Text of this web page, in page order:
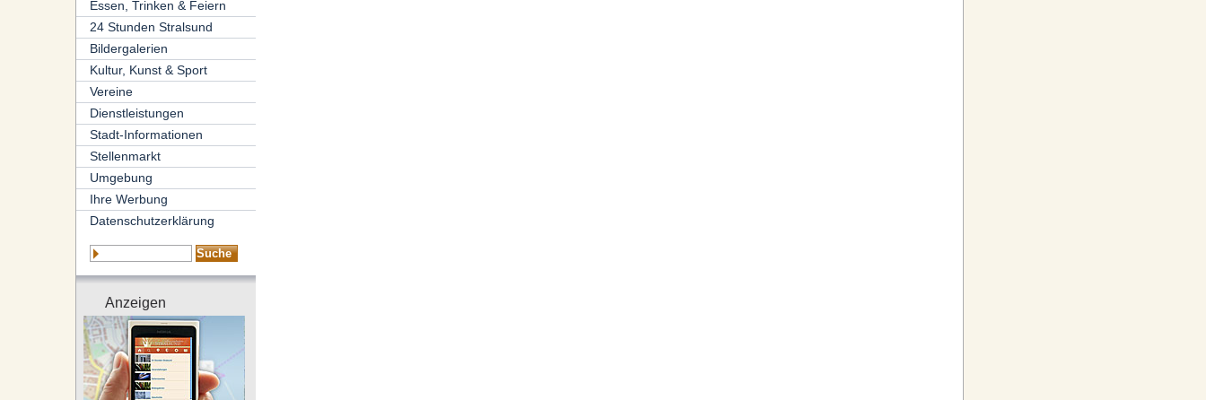
Essen, Trinken & Feiern
24 Stunden Stralsund
Bildergalerien
Kultur, Kunst & Sport
Vereine
Dienstleistungen
Stadt-Informationen
Stellenmarkt
Umgebung
Ihre Werbung
Datenschutzerklärung
Anzeigen